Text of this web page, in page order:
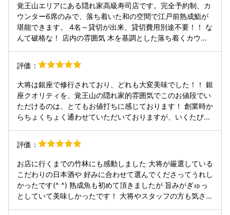
覚王山エリアにある隠れ家高級寿司店です。完全予約制、カ
ウンター6席のみで、落ち着いた和の空間で江戸前熟成鮨が
堪能できます。 4名～貸切が出来、貸切費用別途不要！！ な
んて破格な！ 店内の雰囲気 木を基調とした落ち着くカウン
ト感たっぷりです。 おまかせコースのみ 16,500円/人 4人で
貸切でお伺いしました。 他のお客様がいない分、リラックス
して食事を楽しめるのでオススメです。 ホタテのサラダから
始まり、新鮮なお造り美味しかったです！ 先付けのまぐろも
ポン酢と合う😋 最中にお鮨を挟んでお口の中で炭酸と融合
させる等、お洒落な創作鮨もあり、味はもちろんのこと見て
楽しむことが出来ます✨ あぶらぼうずの焼きがとろける柔ら
ルトで追加可能です。 私はどのお店でも大体｢コースに入っ
前の熟成鮨を食べるなら｢叶う｣ですね😊 どんな場面でも合
うので是非！ 基本情報 住所：愛知県名古屋市千種区城山町
1‑44‑5（覚王山駅から徒歩10～15分） アクセス：地下鉄東
山線「覚王山駅」より徒歩約10分 大通りから一本裏道に入
ったところ 予約：完全予約制（電話・一休など） 席数：カ
評価：
大将は銀座で修行されており、どれも大変美味でした！！ 銀
座クオリティを、覚王山の隠れ家的雰囲気でこのお値段でい
ただけるのは、とてもお値打ちに感じております！ 創業時か
らちょくちょく通わせていただいておりますが、いくたびに
的感じで、中の雰囲気も落ち着いていて、大変居心地が良か
ったです！ 湧水を毎日汲まれているそうで、お水にもこだわ
れていて、本物を感じました！ 昔から近所なので、良く散歩
でお店の前を通ります！ 覚王山から一本入り、周りのお寺と
竹に囲まれた落ち着いた雰囲気で、きっとお料理と共に、非
日常感を味わえると思います。 一番高いコースもいただきま
したが、お値段に対する期待値を遥かに上まるクオリティで
評価：
お店に行くまでの竹林にも感動しました 大将が厳選している
こだわりの日本酒や 好みに合わせて選んでくださってうれし
かったです(^ ^) 熟成魚も初めて頂きましたが 旨みがぎゅっ
としていて美味しかったです！ 大将やスタッフの方も気さく